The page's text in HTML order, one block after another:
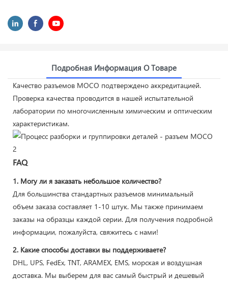
Подробная Информация О Товаре
Качество разъемов MOCO подтверждено аккредитацией.
Проверка качества проводится в нашей испытательной
лаборатории по многочисленным химическим и оптическим
характеристикам.
FAQ
1. Могу ли я заказать небольшое количество?
Для большинства стандартных разъемов минимальный
объем заказа составляет 1-10 штук. Мы также принимаем
заказы на образцы каждой серии. Для получения подробной
информации, пожалуйста, свяжитесь с нами!
2. Какие способы доставки вы поддерживаете?
DHL, UPS, FedEx, TNT, ARAMEX, EMS, морская и воздушная
доставка. Мы выберем для вас самый быстрый и дешевый